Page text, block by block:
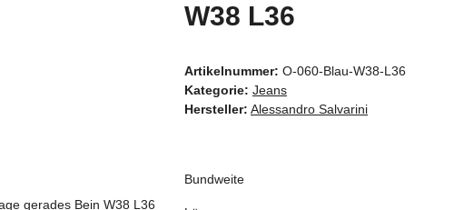
W38 L36
Artikelnummer: O-060-Blau-W38-L36
Kategorie: Jeans
Hersteller: Alessandro Salvarini
Bundweite